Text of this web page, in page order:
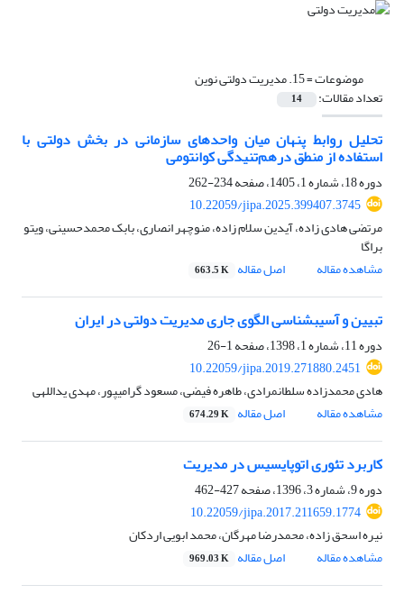
موضوعات =15. مدیریت دولتی نوین
تعداد مقالات: 14
تحلیل روابط پنهان میان واحدهای سازمانی در بخش دولتی با
استفاده از منطق درهم‌‌تنیدگی کوانتومی
دوره 18، شماره 1، 1405، صفحه
234-262
10.22059/jipa.2025.399407.3745
مرتضی هادی زاده، آیدین سلام زاده، منوچهر انصاری، بابک محمدحسینی، ویتو
براگا
مشاهده مقاله
اصل مقاله 663.5 K
تبیین و آسیب‎شناسی الگوی جاری مدیریت دولتی در ایران
دوره 11، شماره 1، 1398، صفحه
1-26
10.22059/jipa.2019.271880.2451
هادی محمدزاده سلطانمرادی، طاهره فیضی، مسعود گرامی‎پور، مهدی یداللهی
مشاهده مقاله
اصل مقاله 674.29 K
کاربرد تئوری اتوپایسیس در مدیریت
دوره 9، شماره 3، 1396، صفحه
427-462
10.22059/jipa.2017.211659.1774
نیره اسحق زاده، محمدرضا مهرگان، محمد ابویی اردکان
مشاهده مقاله
اصل مقاله 969.03 K